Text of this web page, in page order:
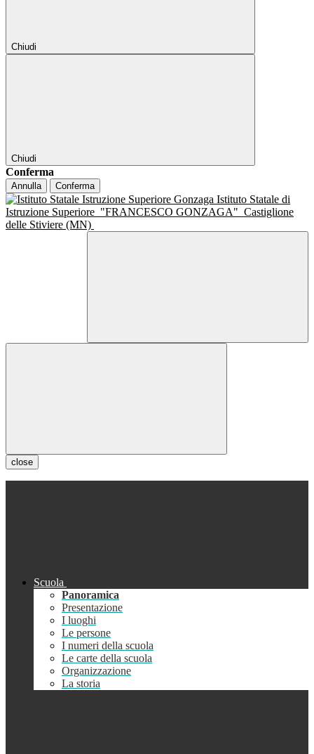
Chiudi
Chiudi
Conferma
Annulla Conferma
Istituto Statale di
Istruzione Superiore "FRANCESCO GONZAGA" Castiglione
delle Stiviere (MN)
close
Scuola
Panoramica
Presentazione
I luoghi
Le persone
I numeri della scuola
Le carte della scuola
Organizzazione
La storia